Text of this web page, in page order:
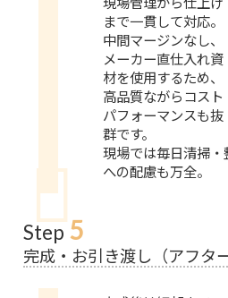
まで一貫して対応。
中間マージンなし、
メーカー直仕入れ資
材を使用するため、
高品質ながらコスト
パフォーマンスも抜
群です。
現場では毎日清掃
への配慮も万全。
Step 5
完成・お引き渡し（アフタ